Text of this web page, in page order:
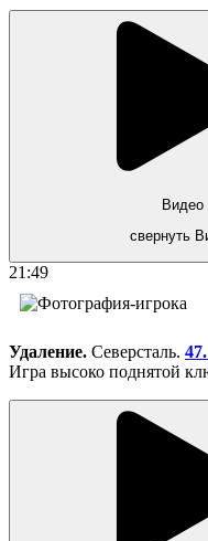
Видео
свернуть
21:49
Удаление. Северсталь.
Игра высоко поднятой